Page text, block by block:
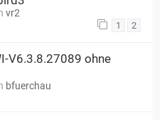
vr2
1 2
V6.3.8.27089 ohne
bfuerchau